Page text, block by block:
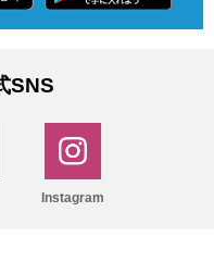
SNS
Instagram